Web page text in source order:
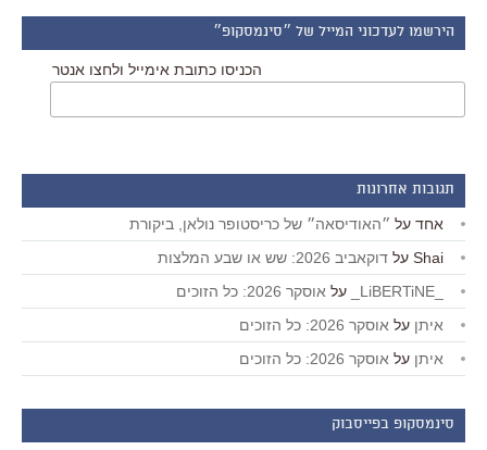
הירשמו לעדכוני המייל של ״סינמסקופ״
הכניסו כתובת אימייל ולחצו אנטר
תגובות אחרונות
אחד על ״האודיסאה״ של כריסטופר נולאן, ביקורת
Shai על דוקאביב 2026: שש או שבע המלצות
על אוסקר 2026: כל הזוכים
איתן על אוסקר 2026: כל הזוכים
איתן על אוסקר 2026: כל הזוכים
סינמסקופ בפייסבוק